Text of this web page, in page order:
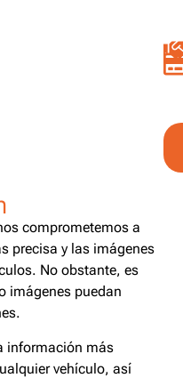
comprometemos a
precisa y las imágenes
No obstante, es
imágenes puedan
información más
vehículo, así